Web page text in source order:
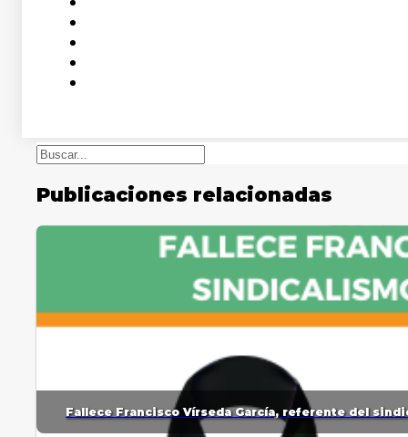
Buscar
Publicaciones relacionadas
Fallece Francisco Vírseda García, referente del